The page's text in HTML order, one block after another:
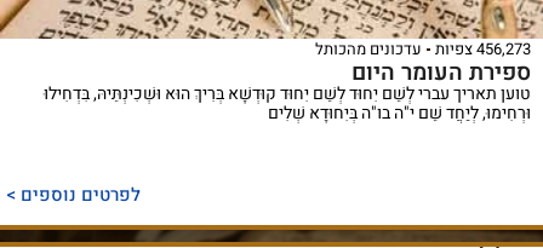
456,273 צפיות עדכונים מהכותל
ספירת העומר היום
טוען תאריך עברי לְשֵׁם יִחוּד לְשֵׁם יִחוּד קוּדְשָׁא בְּרִיךְ הוּא וּשְׁכִינְתֵּיהּ, בִּדְחִילוּ
וּרְחִימוּ, לְיַחֲד שֵׁם י"ה בו"ה בְּיִחוּדָא שְׁלִים
לפרטים נוספים >